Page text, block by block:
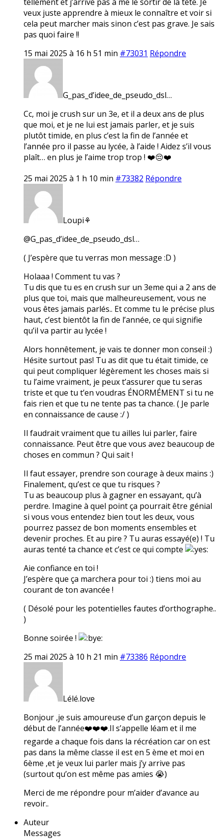
veux juste apprendre à mieux le connaître et voir si
cela peut marcher mais sinon c’est pas grave. Je sais
pas quoi faire !!
15 mai 2025 à 16 h 51 min #73031 Répondre
G_pas_d’idee_de_pseudo_dsl…
Cc, moi je crush sur un 3e, et il a deux ans de plus
que moi, et je ne lui est jamais parler, et je suis
plutôt timide, en plus c’est la fin de l’année et
l’année pro il passe au lycée, à l’aide ! Aidez s’il vous
plaît… en plus je l’aime trop trop ! ❤️😔❤️
25 mai 2025 à 1 h 10 min #73382 Répondre
Loupi⚘️
@G_pas_d’idee_de_pseudo_dsl…
( J’espère que tu verras mon message :D )
Holaaa ! Comment tu vas ?
Tu dis que tu es en crush sur un 3eme qui a 2 ans de
plus que toi, mais que malheureusement, vous ne
vous êtes jamais parlés.. Et comme tu le précise plus
haut, c’est bientôt la fin de l’année, ce qui signifie
qu’il va partir au lycée !
Alors honnêtement, je vais te donner mon conseil :)
Hésite surtout pas! Tu as dit que tu était timide, ce
qui peut compliquer légèrement les choses mais si
tu l’aime vraiment, je peux t’assurer que tu seras
triste et que tu t’en voudras ÉNORMÉMENT si tu ne
fais rien et que tu ne tente pas ta chance. ( Je parle
en connaissance de cause :/ )
Il faudrait vraiment que tu ailles lui parler, faire
connaissance. Peut être que vous avez beaucoup de
choses en commun ? Qui sait !
Il faut essayer, prendre son courage à deux mains :)
Finalement, qu’est ce que tu risques ?
Tu as beaucoup plus à gagner en essayant, qu’à
perdre. Imagine à quel point ça pourrait être génial
si vous vous entendez bien tout les deux, vous
pourrez passez de bon moments ensembles et
devenir proches. Et au pire ? Tu auras essayé(e) ! Tu
auras tenté ta chance et c’est ce qui compte
Aie confiance en toi !
J’espère que ça marchera pour toi :) tiens moi au
courant de ton avancée !
( Désolé pour les potentielles fautes d’orthographe..
)
Bonne soirée !
25 mai 2025 à 10 h 21 min #73386 Répondre
Lélé.love
Bonjour ,je suis amoureuse d’un garçon depuis le
début de l’année❤️❤️❤️.Il s’appelle léam et il me
regarde a chaque fois dans la récréation car on est
pas dans la même classe il est en 5 ème et moi en
6ème ,et je veux lui parler mais j’y arrive pas
(surtout qu’on est même pas amies 😭)
Merci de me répondre pour m’aider d’avance au
revoir..
Auteur
Messages